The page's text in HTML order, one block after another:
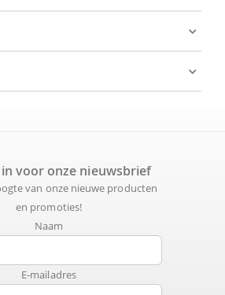
voor onze nieuwsbrief
van onze nieuwe producten
en promoties!
Naam
E-mailadres